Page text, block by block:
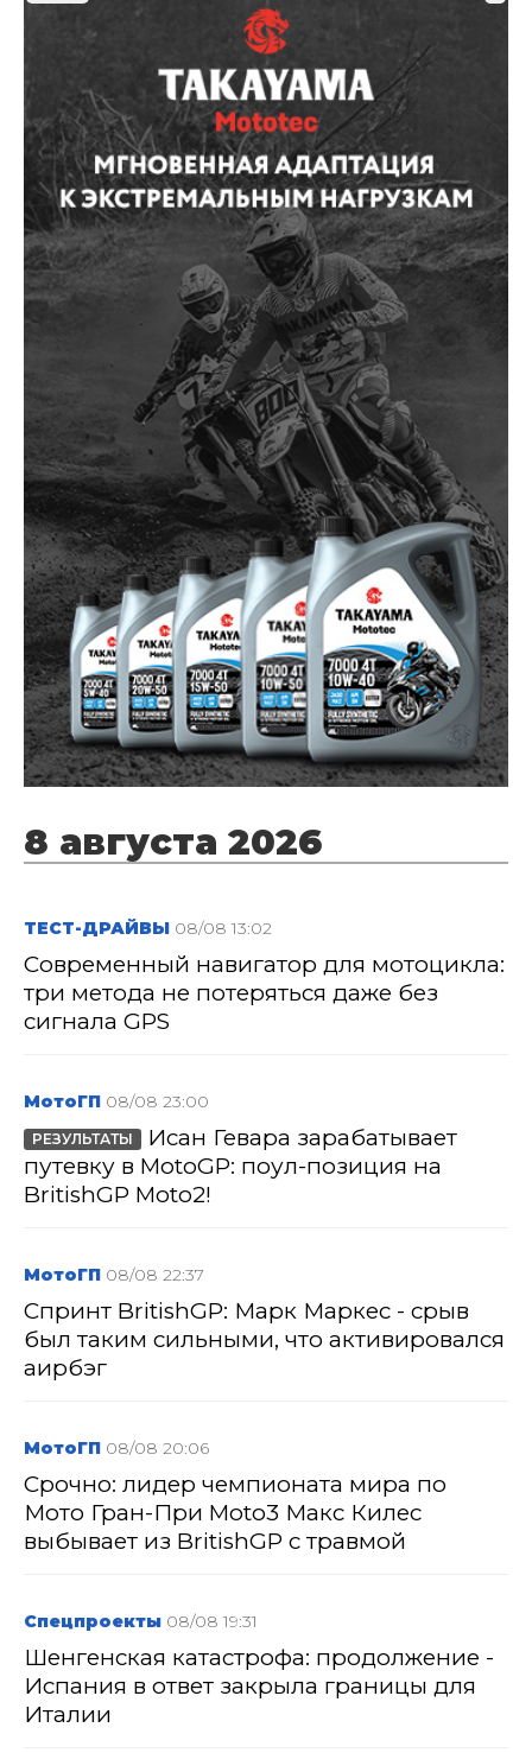
8 августа 2026
ТЕСТ-ДРАЙВЫ 08/08 13:02
Современный навигатор для мотоцикла:
три метода не потеряться даже без
сигнала GPS
МотоГП 08/08 23:00
РЕЗУЛЬТАТЫ
Исан Гевара зарабатывает
путевку в MotoGP: поул-позиция на
BritishGP Moto2!
МотоГП 08/08 22:37
Спринт BritishGP: Марк Маркес - срыв
был таким сильными, что активировался
аирбэг
МотоГП 08/08 20:06
Срочно: лидер чемпионата мира по
Мото Гран-При Moto3 Макс Килес
выбывает из BritishGP с травмой
Спецпроекты 08/08 19:31
Шенгенская катастрофа: продолжение -
Испания в ответ закрыла границы для
Италии